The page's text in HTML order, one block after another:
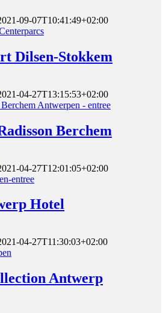
09-07T10:41:49+02:00
Dilsen-Stokkem
04-27T13:15:53+02:00
Berchem
04-27T12:01:05+02:00
Hotel
04-27T11:30:03+02:00
Antwerp